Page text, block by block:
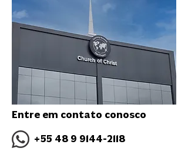
Entre em contato conosco
+55 48 9 9144-2118